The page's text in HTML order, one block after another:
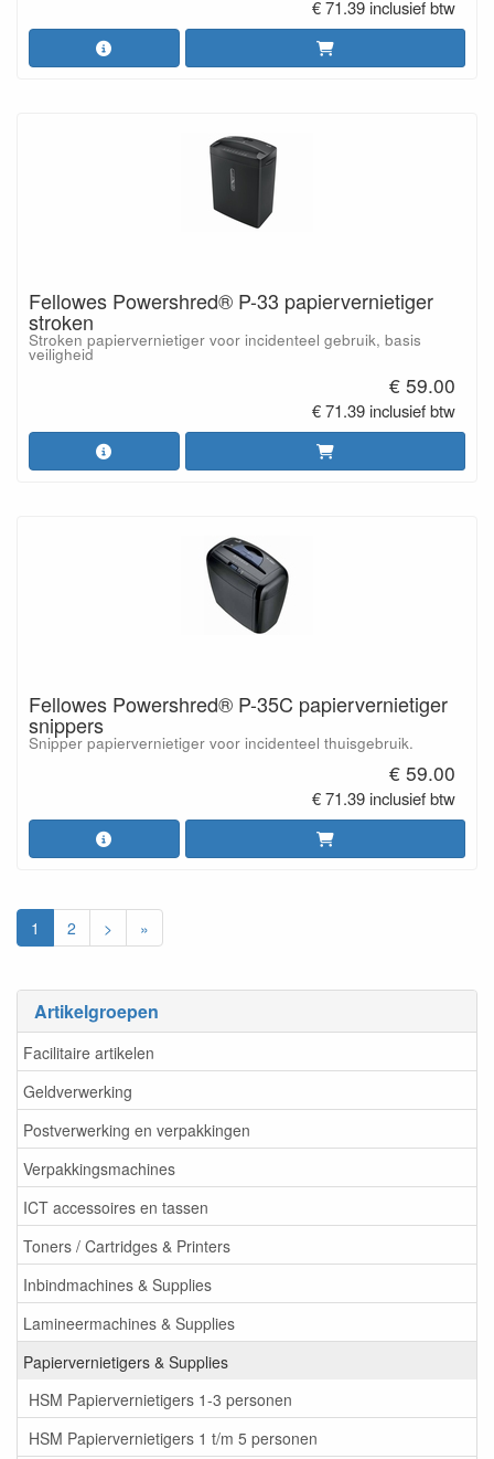
Artikelgroepen
Facilitaire artikelen
Geldverwerking
Postverwerking en verpakkingen
Verpakkingsmachines
ICT accessoires en tassen
Toners / Cartridges & Printers
Inbindmachines & Supplies
Lamineermachines & Supplies
Papiervernietigers & Supplies
HSM Papiervernietigers 1-3 personen
HSM Papiervernietigers 1 t/m 5 personen
€ 71.39 inclusief btw
Fellowes Powershred® P-33 papiervernietiger
stroken
Stroken papiervernietiger voor incidenteel gebruik, basis
veiligheid
€ 59.00
€ 71.39 inclusief btw
Fellowes Powershred® P-35C papiervernietiger
snippers
Snipper papiervernietiger voor incidenteel thuisgebruik.
€ 59.00
€ 71.39 inclusief btw
1 2 > »